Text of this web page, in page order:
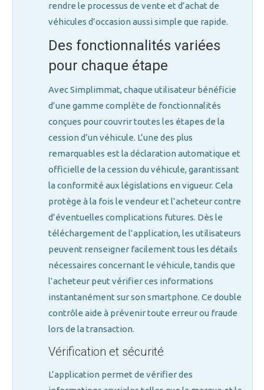
rendre le processus de vente et d’achat de
véhicules d’occasion aussi simple que rapide.
Des fonctionnalités variées
pour chaque étape
Avec Simplimmat, chaque utilisateur bénéficie
d’une gamme complète de fonctionnalités
conçues pour couvrir toutes les étapes de la
cession d’un véhicule. L’une des plus
remarquables est la déclaration automatique et
officielle de la cession du véhicule, garantissant
la conformité aux législations en vigueur. Cela
protège à la fois le vendeur et l’acheteur contre
d’éventuelles complications futures. Dès le
téléchargement de l’application, les utilisateurs
peuvent renseigner facilement tous les détails
nécessaires concernant le véhicule, tandis que
l’acheteur peut vérifier ces informations
instantanément sur son smartphone. Ce double
contrôle aide à prévenir toute erreur ou fraude
lors de la transaction.
Vérification et sécurité
L’application permet de vérifier des